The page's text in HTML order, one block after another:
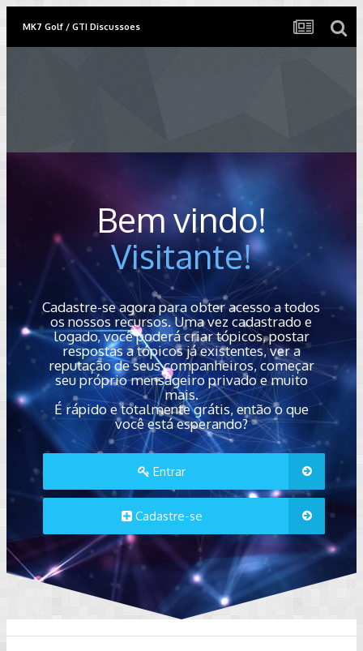
MK7 Golf / GTI Discussoes
Bem vindo!
Visitante!
Cadastre-se agora para obter acesso a todos
os nossos recursos. Uma vez cadastrado e
logado, você poderá criar tópicos, postar
respostas a tópicos já existentes, ver a
reputação de seus companheiros, começar
seu próprio mensageiro privado e muito
mais.
É rápido e totalmente grátis, então o que
você está esperando?
Entrar
Cadastre-se